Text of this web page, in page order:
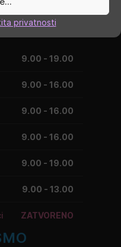
privatnosti
9.00 - 19.00
9.00 - 16.00
9.00 - 16.00
9.00 - 16.00
9.00 - 19.00
9.00 - 13.00
ZATVORENO